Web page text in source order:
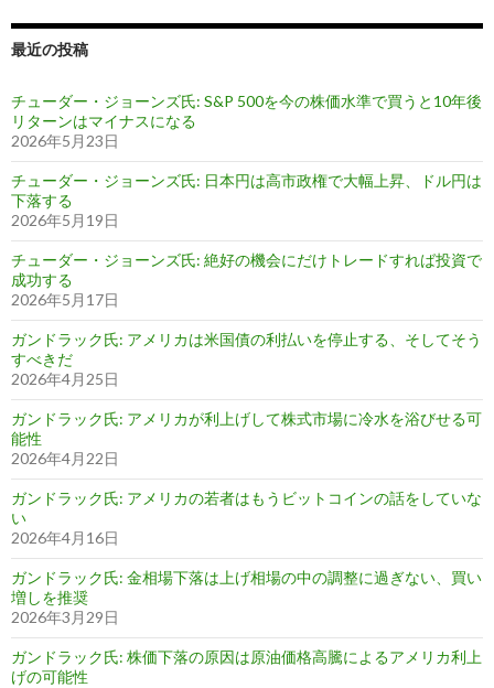
最近の投稿
チューダー・ジョーンズ氏: S&P 500を今の株価水準で買うと10年後
リターンはマイナスになる
2026年5月23日
チューダー・ジョーンズ氏: 日本円は高市政権で大幅上昇、ドル円は
下落する
2026年5月19日
チューダー・ジョーンズ氏: 絶好の機会にだけトレードすれば投資で
成功する
2026年5月17日
ガンドラック氏: アメリカは米国債の利払いを停止する、そしてそう
すべきだ
2026年4月25日
ガンドラック氏: アメリカが利上げして株式市場に冷水を浴びせる可
能性
2026年4月22日
ガンドラック氏: アメリカの若者はもうビットコインの話をしていな
い
2026年4月16日
ガンドラック氏: 金相場下落は上げ相場の中の調整に過ぎない、買い
増しを推奨
2026年3月29日
ガンドラック氏: 株価下落の原因は原油価格高騰によるアメリカ利上
げの可能性